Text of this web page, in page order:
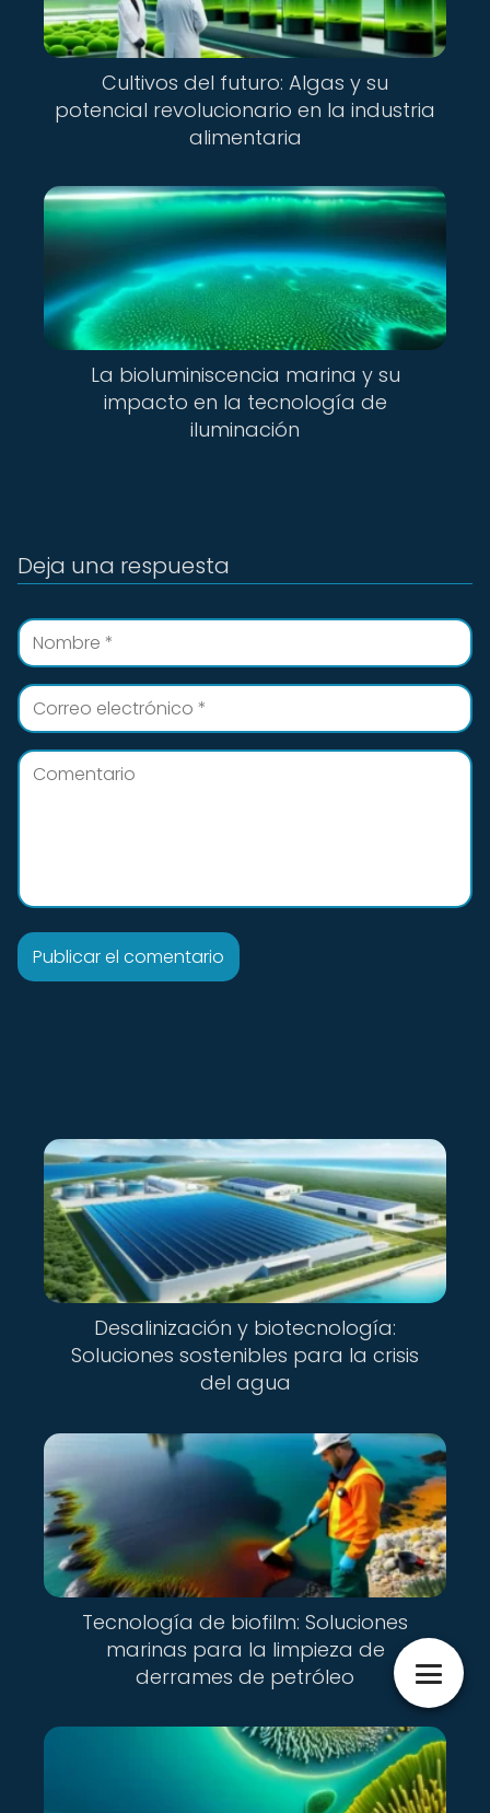
Cultivos del futuro: Algas y su
potencial revolucionario en la industria
alimentaria
La bioluminiscencia marina y su
impacto en la tecnología de
iluminación
Deja una respuesta
Desalinización y biotecnología:
Soluciones sostenibles para la crisis
del agua
Tecnología de biofilm: Soluciones
marinas para la limpieza de
derrames de petróleo